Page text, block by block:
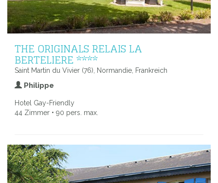
THE ORIGINALS RELAIS LA
BERTELIERE ****
Saint Martin du Vivier (76), Normandie, Frankreich
Philippe
Hotel Gay-Friendly
44 Zimmer • 90 pers. max.